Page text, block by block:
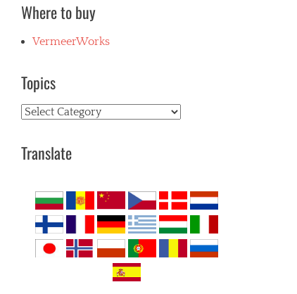
Where to buy
VermeerWorks
Topics
Topics
Translate